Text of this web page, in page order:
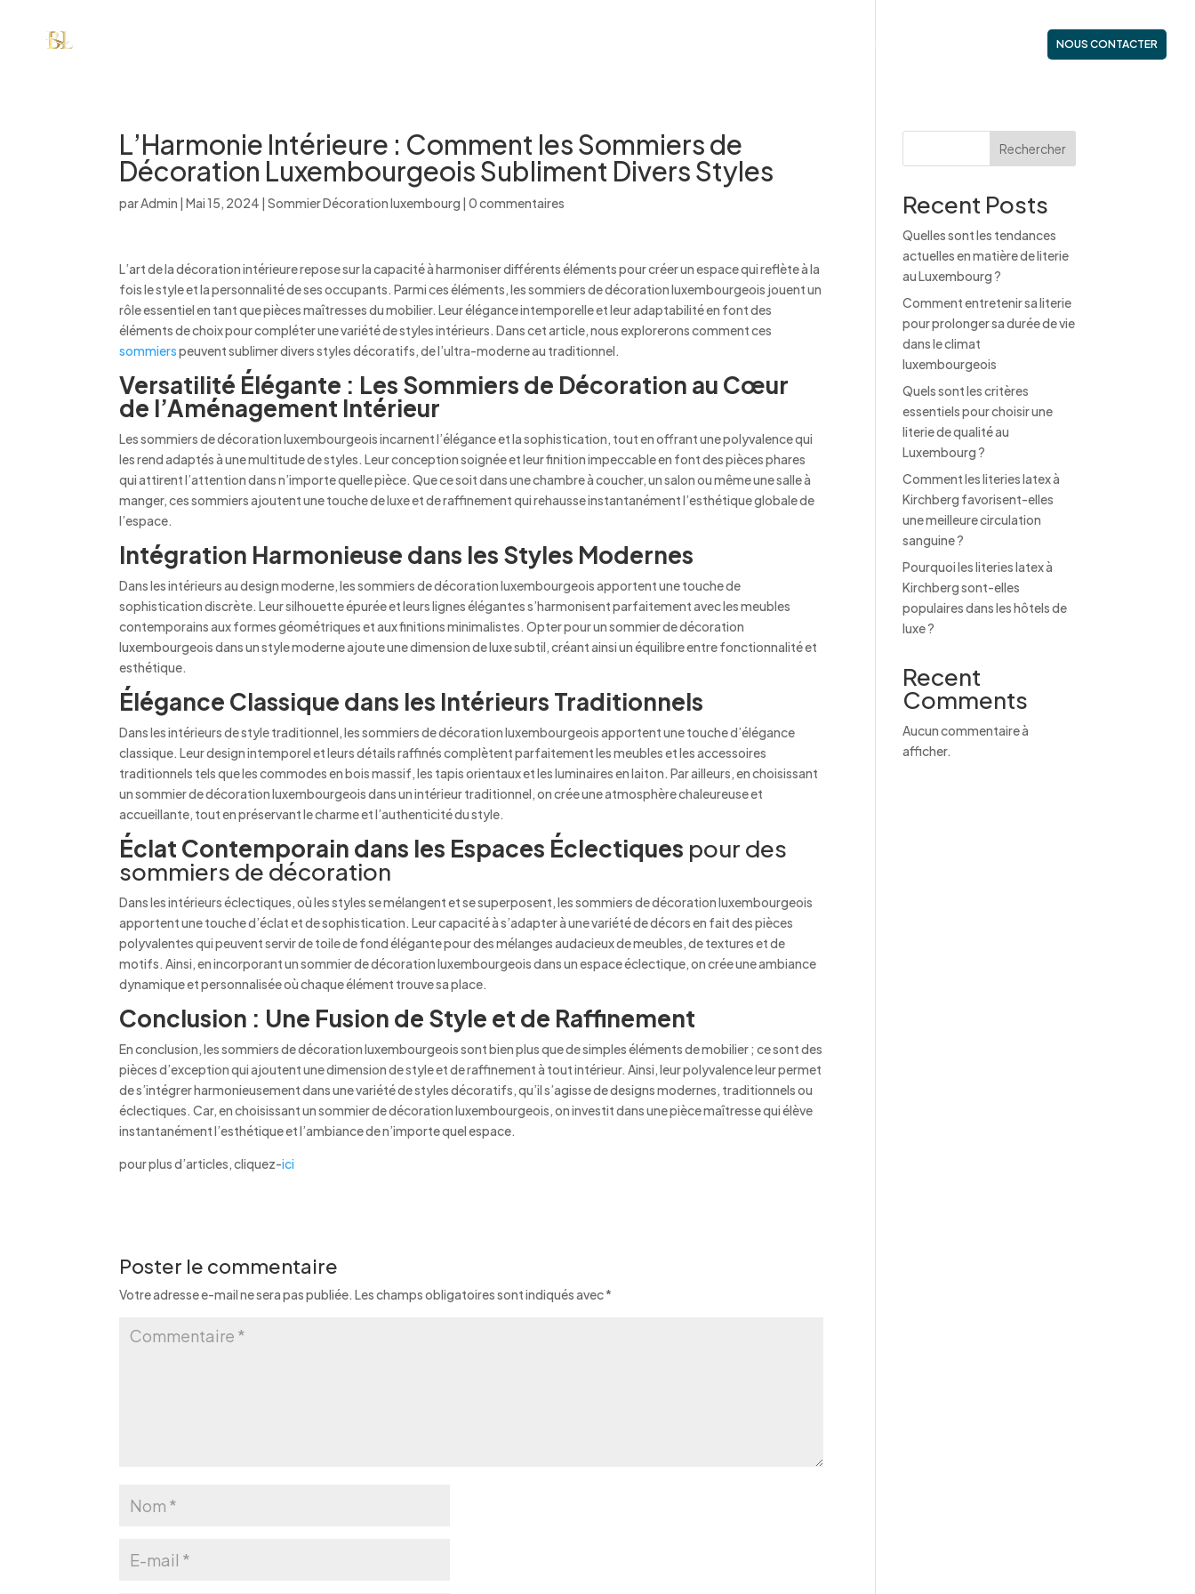
NOUS CONTACTER
L’Harmonie Intérieure : Comment les Sommiers de
Décoration Luxembourgeois Subliment Divers Styles
parAdmin |Mai 15, 2024 |Sommier Décoration luxembourg |0 commentaires
L’art de la décoration intérieure repose sur la capacité à harmoniser différents éléments pour créer un espace qui reflète à la
fois le style et la personnalité de ses occupants. Parmi ces éléments, les sommiers de décoration luxembourgeois jouent un
rôle essentiel en tant que pièces maîtresses du mobilier. Leur élégance intemporelle et leur adaptabilité en font des
éléments de choix pour compléter une variété de styles intérieurs. Dans cet article, nous explorerons comment ces
sommierspeuvent sublimer divers styles décoratifs, de l’ultra-moderne au traditionnel.
Versatilité Élégante : Les Sommiers de Décoration au Cœur
de l’Aménagement Intérieur
Les sommiers de décoration luxembourgeois incarnent l’élégance et la sophistication, tout en offrant une polyvalence qui
les rend adaptés à une multitude de styles. Leur conception soignée et leur finition impeccable en font des pièces phares
qui attirent l’attention dans n’importe quelle pièce. Que ce soit dans une chambre à coucher, un salon ou même une salle à
manger, ces sommiers ajoutent une touche de luxe et de raffinement qui rehausse instantanément l’esthétique globale de
l’espace.
Intégration Harmonieuse dans les Styles Modernes
Dans les intérieurs au design moderne, les sommiers de décoration luxembourgeois apportent une touche de
sophistication discrète. Leur silhouette épurée et leurs lignes élégantes s’harmonisent parfaitement avec les meubles
contemporains aux formes géométriques et aux finitions minimalistes. Opter pour un sommier de décoration
luxembourgeois dans un style moderne ajoute une dimension de luxe subtil, créant ainsi un équilibre entre fonctionnalité et
esthétique.
Élégance Classique dans les Intérieurs Traditionnels
Dans les intérieurs de style traditionnel, les sommiers de décoration luxembourgeois apportent une touche d’élégance
classique. Leur design intemporel et leurs détails raffinés complètent parfaitement les meubles et les accessoires
traditionnels tels que les commodes en bois massif, les tapis orientaux et les luminaires en laiton. Par ailleurs, en choisissant
un sommier de décoration luxembourgeois dans un intérieur traditionnel, on crée une atmosphère chaleureuse et
accueillante, tout en préservant le charme et l’authenticité du style.
Éclat Contemporain dans les Espaces Éclectiques pour des
sommiers de décoration
Dans les intérieurs éclectiques, où les styles se mélangent et se superposent, les sommiers de décoration luxembourgeois
apportent une touche d’éclat et de sophistication. Leur capacité à s’adapter à une variété de décors en fait des pièces
polyvalentes qui peuvent servir de toile de fond élégante pour des mélanges audacieux de meubles, de textures et de
motifs. Ainsi, en incorporant un sommier de décoration luxembourgeois dans un espace éclectique, on crée une ambiance
dynamique et personnalisée où chaque élément trouve sa place.
Conclusion : Une Fusion de Style et de Raffinement
En conclusion, les sommiers de décoration luxembourgeois sont bien plus que de simples éléments de mobilier ; ce sont des
pièces d’exception qui ajoutent une dimension de style et de raffinement à tout intérieur. Ainsi, leur polyvalence leur permet
de s’intégrer harmonieusement dans une variété de styles décoratifs, qu’il s’agisse de designs modernes, traditionnels ou
éclectiques. Car, en choisissant un sommier de décoration luxembourgeois, on investit dans une pièce maîtresse qui élève
instantanément l’esthétique et l’ambiance de n’importe quel espace.
pour plus d’articles, cliquez-ici
Poster le commentaire
Votre adresse e-mail ne sera pas publiée. Les champs obligatoires sont indiqués avec*
Rechercher
Recent Posts
Quelles sont les tendances
actuelles en matière de literie
au Luxembourg ?
Comment entretenir sa literie
pour prolonger sa durée de vie
dans le climat
luxembourgeois
Quels sont les critères
essentiels pour choisir une
literie de qualité au
Luxembourg ?
Comment les literies latex à
Kirchberg favorisent-elles
une meilleure circulation
sanguine ?
Pourquoi les literies latex à
Kirchberg sont-elles
populaires dans les hôtels de
luxe ?
Recent
Comments
Aucun commentaire à
afficher.